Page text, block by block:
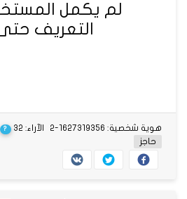
لم يكمل
التعريف
الآراء: 32 ?
هوية شخصية: 1627319356-2
حاجز